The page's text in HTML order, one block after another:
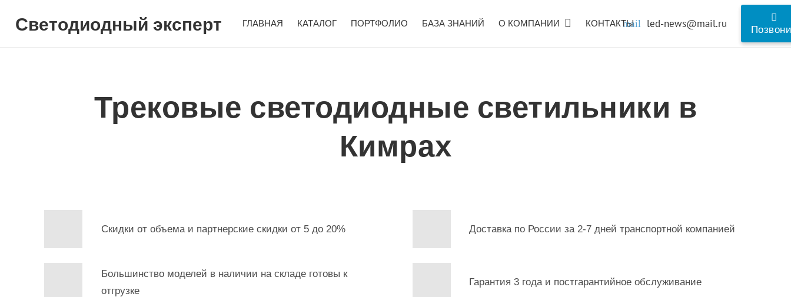
Светодиодный эксперт ГЛАВНАЯ КАТАЛОГ ПОРТФОЛИО БАЗА ЗНАНИЙ О КОМПАНИИ КОНТАКТЫ
mail led-news@mail.ru
Трековые светодиодные светильники в
Кимрах
Скидки от объема и партнерские скидки от 5 до 20%
Большинство моделей в наличии на складе готовы к
отгрузке
Доставка по России за 2-7 дней транспортной компанией
Гарантия 3 года и постгарантийное обслуживание